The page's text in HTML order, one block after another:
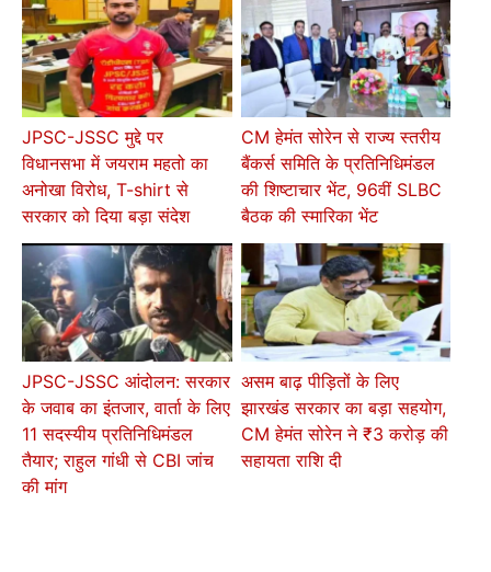
JPSC-JSSC मुद्दे पर
विधानसभा में जयराम महतो का
अनोखा विरोध, T-shirt से
सरकार को दिया बड़ा संदेश
CM हेमंत सोरेन से राज्य स्तरीय
बैंकर्स समिति के प्रतिनिधिमंडल
की शिष्टाचार भेंट, 96वीं SLBC
बैठक की स्मारिका भेंट
JPSC-JSSC आंदोलन: सरकार
के जवाब का इंतजार, वार्ता के लिए
11 सदस्यीय प्रतिनिधिमंडल
तैयार; राहुल गांधी से CBI जांच
की मांग
असम बाढ़ पीड़ितों के लिए
झारखंड सरकार का बड़ा सहयोग,
CM हेमंत सोरेन ने ₹3 करोड़ की
सहायता राशि दी